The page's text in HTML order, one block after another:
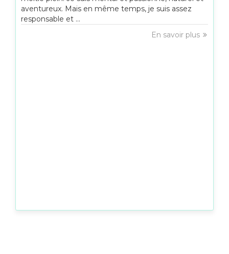
aventureux. Mais en même temps, je suis assez
responsable et ...
En savoir plus